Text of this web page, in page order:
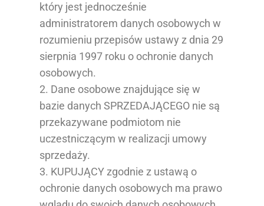
który jest jednocześnie
administratorem danych osobowych w
rozumieniu przepisów ustawy z dnia 29
sierpnia 1997 roku o ochronie danych
osobowych.
2. Dane osobowe znajdujące się w
bazie danych SPRZEDAJĄCEGO nie są
przekazywane podmiotom nie
uczestniczącym w realizacji umowy
sprzedaży.
3. KUPUJĄCY zgodnie z ustawą o
ochronie danych osobowych ma prawo